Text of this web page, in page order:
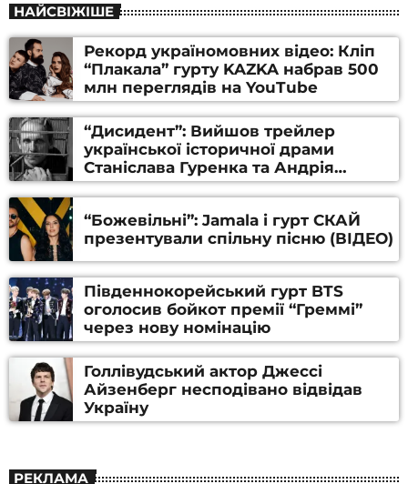
НАЙСВІЖІШЕ
Рекорд україномовних відео: Кліп
“Плакала” гурту KAZKA набрав 500
млн переглядів на YouTube
“Дисидент”: Вийшов трейлер
української історичної драми
Станіслава Гуренка та Андрія
Алфьорова (ВІДЕО)
“Божевільні”: Jamala і гурт СКАЙ
презентували спільну пісню (ВІДЕО)
Південнокорейський гурт BTS
оголосив бойкот премії “Греммі”
через нову номінацію
Голлівудський актор Джессі
Айзенберг несподівано відвідав
Україну
РЕКЛАМА